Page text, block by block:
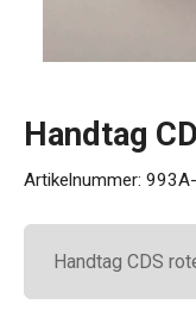
Handtag
Artikelnummer: